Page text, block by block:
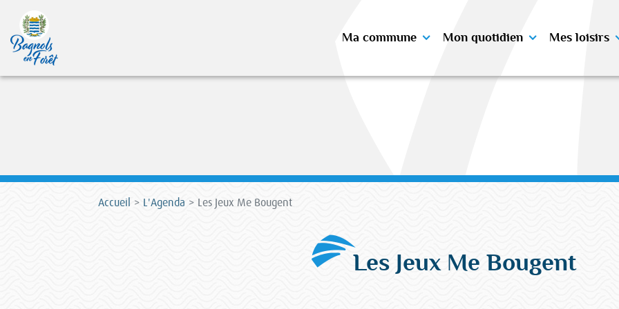
Ma commune Mon quotidien Mes loisirs
Accueil L'Agenda Les Jeux Me Bougent
Les Jeux Me Bougent